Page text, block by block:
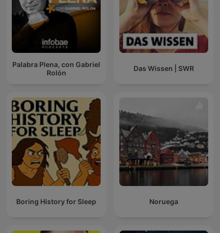
Palabra Plena, con Gabriel
Rolón
Das Wissen | SWR
Boring History for Sleep Noruega